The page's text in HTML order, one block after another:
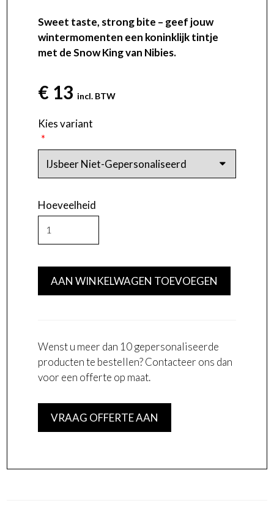
Sweet taste, strong bite – geef jouw
wintermomenten een koninklijk tintje
met de Snow King van Nibies.
€ 13 incl. BTW
Kies variant
Hoeveelheid
Wenst u meer dan 10 gepersonaliseerde
producten te bestellen? Contacteer ons dan
voor een offerte op maat.
VRAAG OFFERTE AAN